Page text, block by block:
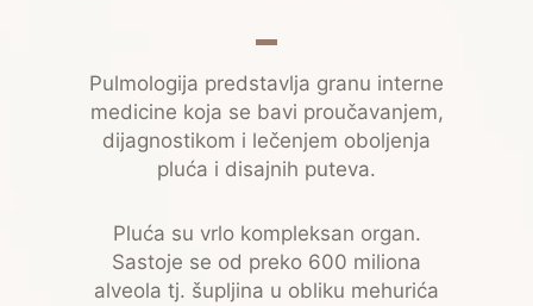
Pulmologija predstavlja granu interne
medicine koja se bavi proučavanjem,
dijagnostikom i lečenjem oboljenja
pluća i disajnih puteva.
Pluća su vrlo kompleksan organ.
Sastoje se od preko 600 miliona
alveola tj. šupljina u obliku mehurića